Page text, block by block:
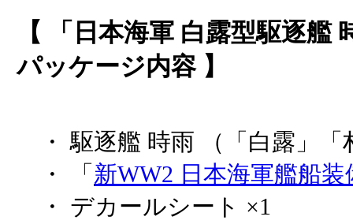
【 「日本海軍 白露型駆逐艦
パッケージ内容 】
・ 駆逐艦 時雨 （「白露」「
・ 「 新WW2 日本海軍艦船
・ デカールシート ×1